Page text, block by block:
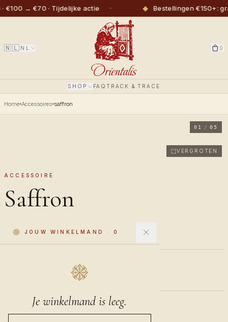
€100 → €70 · Tijdelijke actie ◆ Bestellingen €150+:
🇳🇱 NL 0
SHOP FAQTRACK & TRACE
JOUW WINKELMAND · 0
Je winkelmand is leeg.
Home Accessoires saffron
VERGROTEN
01 / 05
ACCESSOIRE
Saffron
Pattern-printed silicone case
INCL. BTW
Pre-order · verzending in 20-24 dagen